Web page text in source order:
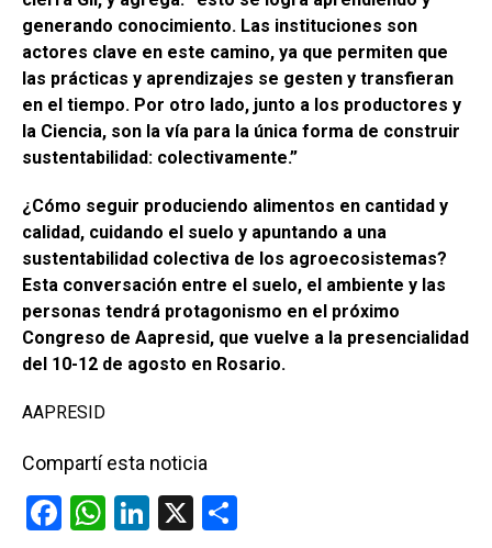
generando conocimiento. Las instituciones son
actores clave en este camino, ya que permiten que
las prácticas y aprendizajes se gesten y transfieran
en el tiempo. Por otro lado, junto a los productores y
la Ciencia, son la vía para la única forma de construir
sustentabilidad: colectivamente.”
¿Cómo seguir produciendo alimentos en cantidad y
calidad, cuidando el suelo y apuntando a una
sustentabilidad colectiva de los agroecosistemas?
Esta conversación entre el suelo, el ambiente y las
personas tendrá protagonismo en el próximo
Congreso de Aapresid, que vuelve a la presencialidad
del 10-12 de agosto en Rosario.
AAPRESID
Compartí esta noticia
F
W Li
X